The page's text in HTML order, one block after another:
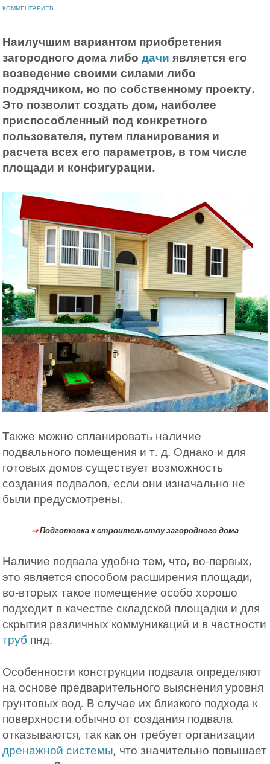
КОММЕНТАРИЕВ
Наилучшим вариантом приобретения
загородного дома либодачи является его
возведение своими силами либо
подрядчиком, но по собственному проекту.
Это позволит создать дом, наиболее
приспособленный под конкретного
пользователя, путем планирования и
расчета всех его параметров, в том числе
площади и конфигурации.
Также можно спланировать наличие
подвального помещения и т. д. Однако и для
готовых домов существует возможность
создания подвалов, если они изначально не
были предусмотрены.
⇒Подготовка к строительству загородного дома
Наличие подвала удобно тем, что, во-первых,
это является способом расширения площади,
во-вторых такое помещение особо хорошо
подходит в качестве складской площадки и для
скрытия различных коммуникаций и в частности
труб пнд.
Особенности конструкции подвала определяют
на основе предварительного выяснения уровня
грунтовых вод. В случае их близкого подхода к
поверхности обычно от создания подвала
отказываются, так как он требует организации
дренажной системы, что значительно повышает